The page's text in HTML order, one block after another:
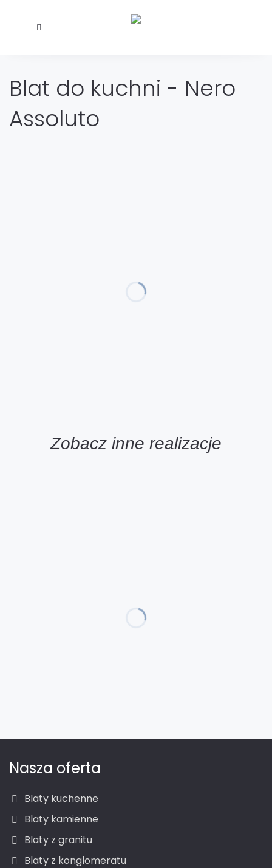
Toggle
Blat do kuchni - Nero
Assoluto
Zobacz inne realizacje
Nasza oferta
Blaty kuchenne
Blaty kamienne
Blaty z granitu
Blaty z konglomeratu